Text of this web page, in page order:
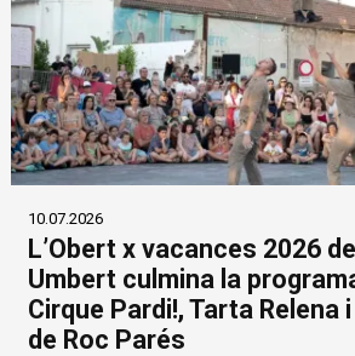
10.07.2026
L’Obert x vacances 2026
Umbert culmina la
Cirque Pardi!, Tarta Relena
de Roc Parés